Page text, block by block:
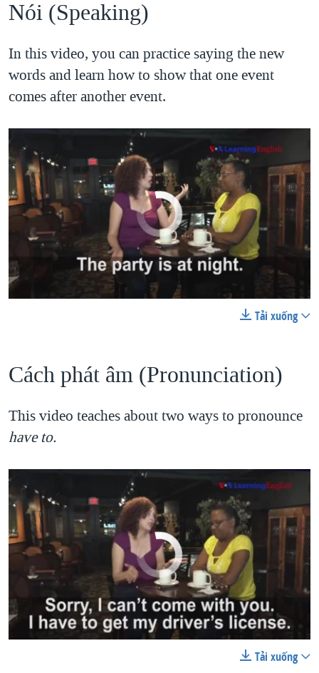
Nói (Speaking)
In this video, you can practice saying the new
words and learn how to show that one event
comes after another event.
SHARE
No media source currently available
Tải xuống
Cách phát âm (Pronunciation)
This video teaches about two ways to pronounce
have to.
SHARE
SHARE
No media source currently available
Tải xuống